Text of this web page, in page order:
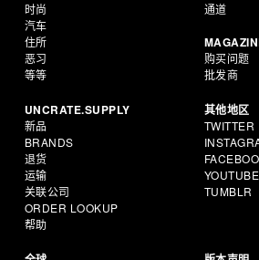
时尚
汽车
住所
恶习
等等
通道
购买问题
批发商
UNCRATE.SUPPLY
新品
BRANDS
退货
运输
关联公司
ORDER LOOKUP
帮助
其他地区
TWITTER
YOUTUBE
TUMBLR